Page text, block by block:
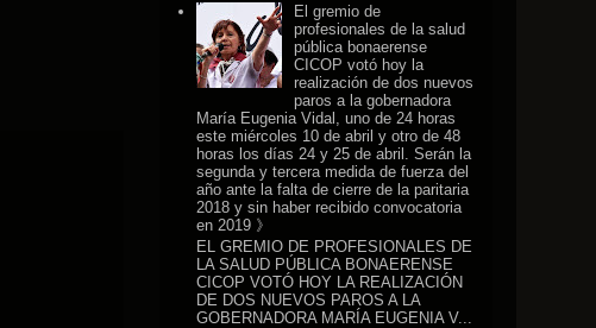
El gremio de
profesionales de la salud
pública bonaerense
CICOP votó hoy la
realización de dos nuevos
paros a la gobernadora
María Eugenia Vidal, uno de 24 horas
este miércoles 10 de abril y otro de 48
horas los días 24 y 25 de abril. Serán la
segunda y tercera medida de fuerza del
año ante la falta de cierre de la paritaria
2018 y sin haber recibido convocatoria
en 2019 》
EL GREMIO DE PROFESIONALES DE
LA SALUD PÚBLICA BONAERENSE
CICOP VOTÓ HOY LA REALIZACIÓN
DE DOS NUEVOS PAROS A LA
GOBERNADORA MARÍA EUGENIA V...